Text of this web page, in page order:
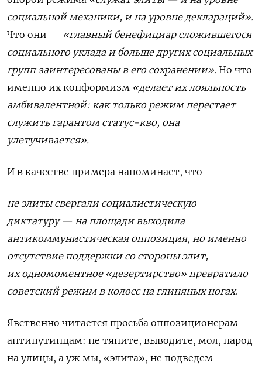
социальной механики, и на уровне деклараций».
Что они — «главный бенефициар сложившегося
социального уклада и больше других социальных
групп заинтересованы в его сохранении». Но что
именно их конформизм «делает их лояльность
амбивалентной: как только режим перестает
служить гарантом статус-кво, она
улетучивается».
И в качестве примера напоминает, что
не элиты свергали социалистическую
диктатуру — на площади выходила
антикоммунистическая оппозиция, но именно
отсутствие поддержки со стороны элит,
их одномоментное «дезертирство» превратило
советский режим в колосс на глиняных ногах.
Явственно читается просьба оппозиционерам-
антипутинцам: не тяните, выводите, мол, народ
на улицы, а уж мы, «элита», не подведем —